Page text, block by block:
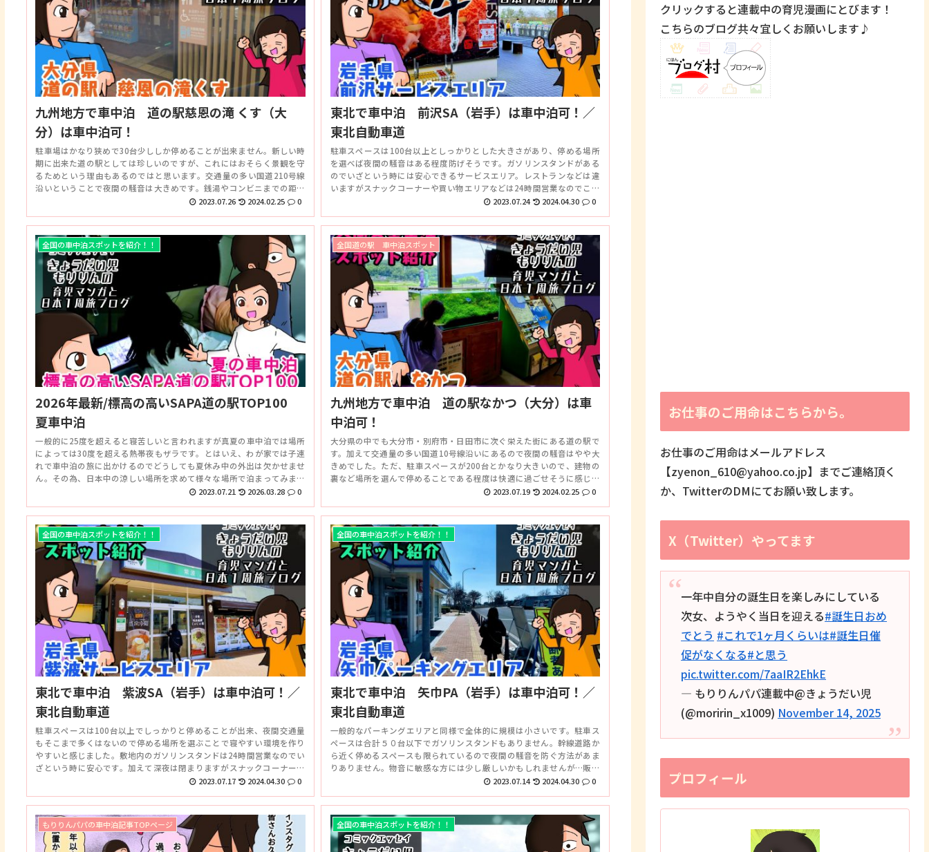
九州地方で車中泊 道の駅慈恩の滝 くす（大
分）は車中泊可！
駐車場はかなり狭めで30台少ししか停めることが出来ません。新しい時
期に出来た道の駅としては珍しいのですが、これにはおそらく景観を守
るためという理由もあるのではと思います。交通量の多い国道210号線
沿いということで夜間の騒音は大きめです。銭湯やコンビニまでの距離
もややあるので、車中泊には厳しいかもしれません。
2023.07.26 2024.02.25 0
東北で車中泊 前沢SA（岩手）は車中泊可！／
東北自動車道
駐車スペースは100台以上としっかりとした大きさがあり、停める場所
を選べば夜間の騒音はある程度防げそうです。ガソリンスタンドがある
のでいざという時には安心できるサービスエリア。レストランなどは違
いますがスナックコーナーや買い物エリアなどは24時間営業なのでこち
らも便利。利用しやすい場所だと感じました。2023.07.24 2024.04.30 0
全国の車中泊スポットを紹介！！
2026年最新/標高の高いSAPA道の駅TOP100
夏車中泊
一般的に25度を超えると寝苦しいと言われますが真夏の車中泊では場所
によっては30度を超える熱帯夜もザラです。とはいえ、わが家では子連
れで車中泊の旅に出かけるのでどうしても夏休み中の外出は欠かせませ
ん。その為、日本中の涼しい場所を求めて様々な場所で泊まってみまし
た。今回は過去に訪れた場所を中心に紹介したいと思います。
2023.07.21 2026.03.28 0
全国道の駅 車中泊スポット
九州地方で車中泊 道の駅なかつ（大分）は車
中泊可！
大分県の中でも大分市・別府市・日田市に次ぐ栄えた街にある道の駅で
す。加えて交通量の多い国道10号線沿いにあるので夜間の騒音はやや大
きめでした。ただ、駐車スペースが200台とかなり大きいので、建物の
裏など場所を選んで停めることである程度は快適に過ごせそうに感じま
した。銭湯やコンビニも近くにあるので環境は整っています。
2023.07.19 2024.02.25 0
全国の車中泊スポットを紹介！！
東北で車中泊 紫波SA（岩手）は車中泊可！／
東北自動車道
駐車スペースは100台以上でしっかりと停めることが出来、夜間交通量
もそこまで多くはないので停める場所を選ぶことで寝やすい環境を作り
やすいと感じました。敷地内のガソリンスタンドは24時間営業なのでい
ざという時に安心です。加えて深夜は閉まりますがスナックコーナーや
販売エリアなども充実しているので利用しやすいSAです。
2023.07.17 2024.04.30 0
全国の車中泊スポットを紹介！！
東北で車中泊 矢巾PA（岩手）は車中泊可！／
東北自動車道
一般的なパーキングエリアと同様で全体的に規模は小さいです。駐車ス
ペースは合計５０台以下でガソリンスタンドもありません。幹線道路か
ら近く停めるスペースも限られているので夜間の騒音を防ぐ方法があま
りありません。物音に敏感な方には少し厳しいかもしれませんが…販売
コーナーなどはあるので音が気にならない人には良いかもです。
2023.07.14 2024.04.30 0
もりりんパパの車中泊記事TOPページ 全国の車中泊スポットを紹介！！
クリックすると連載中の育児漫画にとびます！
こちらのブログ共々宜しくお願いします♪
お仕事のご用命はこちらから。
お仕事のご用命はメールアドレス
【zyenon_610@yahoo.co.jp】までご連絡頂く
か、TwitterのDMにてお願い致します。
X（Twitter）やってます
一年中自分の誕生日を楽しみにしている
次女、ようやく当日を迎える#誕生日おめ
でとう #これで1ヶ月くらいは#誕生日催
促がなくなる#と思う
pic.twitter.com/7aaIR2EhkE
— もりりんパパ連載中@きょうだい児
(@moririn_x1009) November 14, 2025
プロフィール